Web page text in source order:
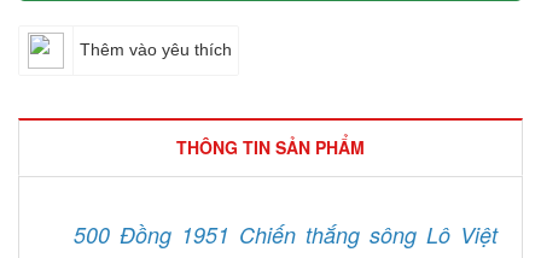
Thêm vào yêu thích
THÔNG TIN SẢN PHẨM
500 Đồng 1951 Chiến thắng sông Lô Việt